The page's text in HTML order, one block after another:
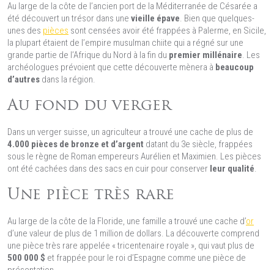
Au large de la côte de l’ancien port de la Méditerranée de Césarée a
été découvert un trésor dans une vieille épave. Bien que quelques-
unes des pièces sont censées avoir été frappées à Palerme, en Sicile,
la plupart étaient de l’empire musulman chiite qui a régné sur une
grande partie de l’Afrique du Nord à la fin du premier millénaire. Les
archéologues prévoient que cette découverte mènera à beaucoup
d’autres dans la région.
Au fond du verger
Dans un verger suisse, un agriculteur a trouvé une cache de plus de
4.000 pièces de bronze et d’argent datant du 3e siècle, frappées
sous le règne de Roman empereurs Aurélien et Maximien. Les pièces
ont été cachées dans des sacs en cuir pour conserver leur qualité.
Une pièce très rare
Au large de la côte de la Floride, une famille a trouvé une cache d’or
d’une valeur de plus de 1 million de dollars. La découverte comprend
une pièce très rare appelée « tricentenaire royale », qui vaut plus de
500 000 $ et frappée pour le roi d’Espagne comme une pièce de